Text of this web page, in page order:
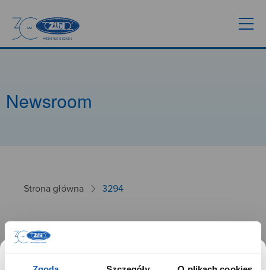
Newsroom
Strona główna 3294
3294
26.09.2024